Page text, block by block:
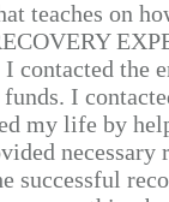
teaches on
I contacted the
I
my life by
successful